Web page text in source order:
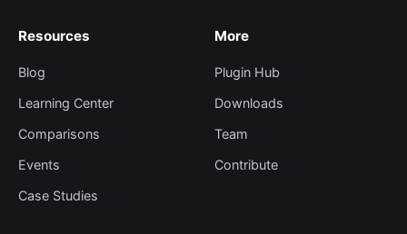
Resources
Blog
Learning Center
Comparisons
Events
Case Studies
More
Plugin Hub
Downloads
Team
Contribute